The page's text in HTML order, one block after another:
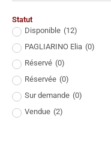
Statut
Disponible (12)
PAGLIARINO Elia (0)
Réservé (0)
Réservée (0)
Sur demande (0)
Vendue (2)